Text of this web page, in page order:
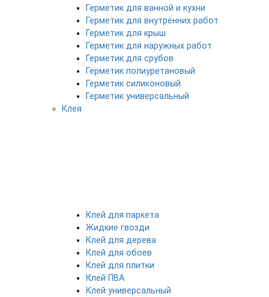
Герметик для ванной и кухни
Герметик для внутренних работ
Герметик для крыш
Герметик для наружных работ
Герметик для срубов
Герметик полиуретановый
Герметик силиконовый
Герметик универсальный
Клея
Клей для паркета
Жидкие гвозди
Клей для дерева
Клей для обоев
Клей для плитки
Клей ПВА
Клей универсальный